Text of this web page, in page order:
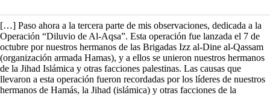
[…] Paso ahora a la tercera parte de mis observaciones, dedicada a la
Operación “Diluvio de Al-Aqsa”. Esta operación fue lanzada el 7 de
octubre por nuestros hermanos de las Brigadas Izz al-Dine al-Qassam
(organización armada Hamas), y a ellos se unieron nuestros hermanos
de la Jihad Islámica y otras facciones palestinas. Las causas que
llevaron a esta operación fueron recordadas por los líderes de nuestros
hermanos de Hamás, la Jihad (islámica) y otras facciones de la